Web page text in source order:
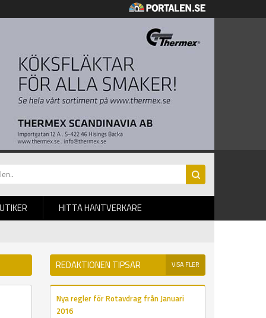
HITTA HANTVERKARE
REDAKTIONEN TIPSAR VISA FLER
Nya regler för Rotavdrag från Januari
2016